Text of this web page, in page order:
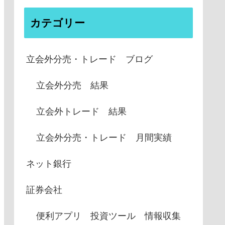
カテゴリー
立会外分売・トレード ブログ
立会外分売 結果
立会外トレード 結果
立会外分売・トレード 月間実績
ネット銀行
証券会社
便利アプリ 投資ツール 情報収集